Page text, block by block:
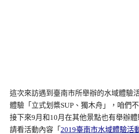
這次來訪遇到臺南市所舉辦的水域體驗
體驗「立式划槳SUP、獨木舟」，咱們
接下來9月和10月在其他景點也有舉辦
請看活動內容「 2019臺南市水域體驗活